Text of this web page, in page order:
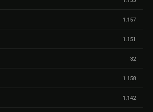
1.157
1.151
32
1.158
1.142